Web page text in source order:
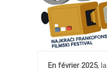
En février 2025, la